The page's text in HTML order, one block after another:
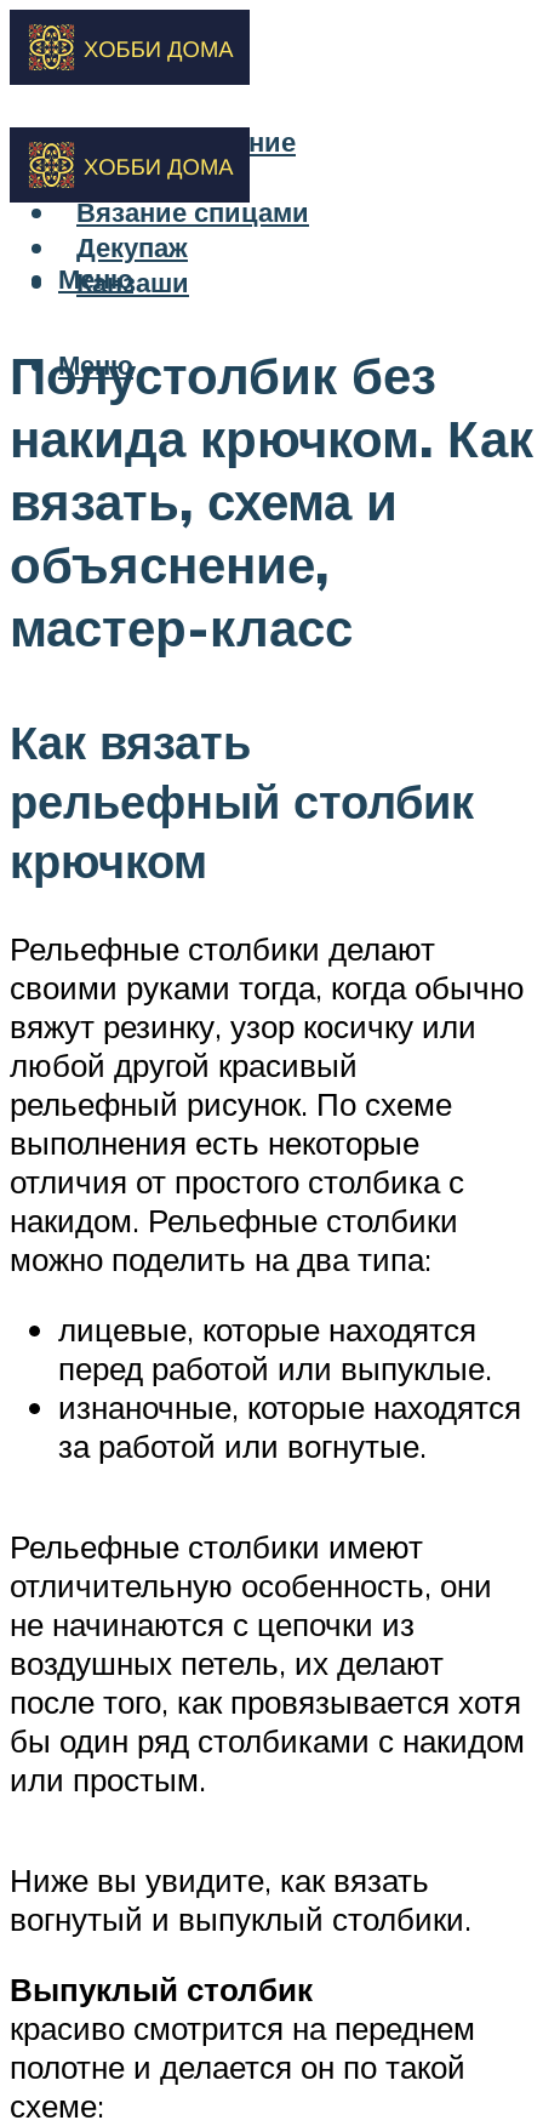
Бисероплетение
Вышивка
Вязание спицами
Декупаж
Канзаши
Меню
Меню
Полустолбик без
накида крючком. Как
вязать, схема и
объяснение,
мастер-класс
Как вязать
рельефный столбик
крючком
Рельефные столбики делают
своими руками тогда, когда обычно
вяжут резинку, узор косичку или
любой другой красивый
рельефный рисунок. По схеме
выполнения есть некоторые
отличия от простого столбика с
накидом. Рельефные столбики
можно поделить на два типа:
лицевые, которые находятся
перед работой или выпуклые.
изнаночные, которые находятся
за работой или вогнутые.
Рельефные столбики имеют
отличительную особенность, они
не начинаются с цепочки из
воздушных петель, их делают
после того, как провязывается хотя
бы один ряд столбиками с накидом
или простым.
Ниже вы увидите, как вязать
вогнутый и выпуклый столбики.
Выпуклый столбик
красиво смотрится на переднем
полотне и делается он по такой
схеме: